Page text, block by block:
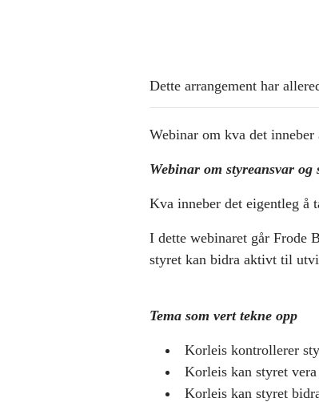
Dette arrangement har
Webinar om kva det inneber
Webinar om styreansvar og
Kva inneber det eigentleg å
I dette webinaret går Frode
styret kan bidra aktivt til
Tema som vert tekne opp
Korleis kontrollerer
Korleis kan styret
Korleis kan styret